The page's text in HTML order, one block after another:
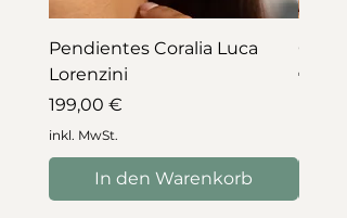
Pendientes Coralia Luca
Lorenzini
Preis
199,00 €
inkl. MwSt.
In den Warenkorb
Preis